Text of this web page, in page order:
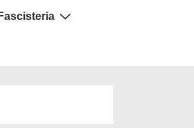
Fascisteria